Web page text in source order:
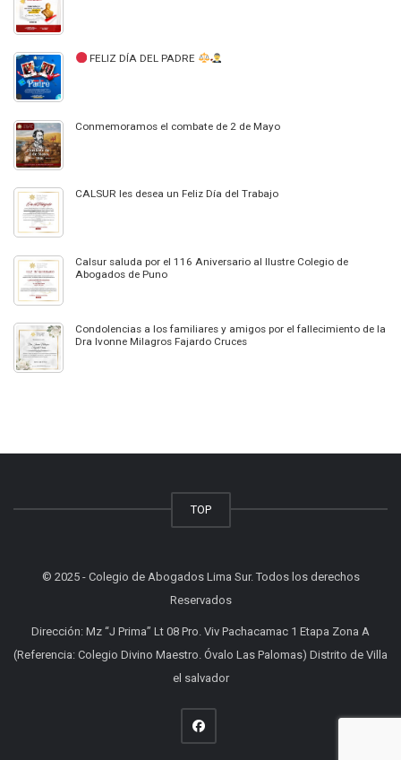
FELIZ DÍA DEL PADRE
Conmemoramos el combate de 2 de Mayo
CALSUR les desea un Feliz Día del Trabajo
Calsur saluda por el 116 Aniversario al Ilustre Colegio de
Abogados de Puno
Condolencias a los familiares y amigos por el fallecimiento de la
Dra Ivonne Milagros Fajardo Cruces
TOP
© 2025 - Colegio de Abogados Lima Sur. Todos los derechos
Reservados
Dirección: Mz “J Prima” Lt 08 Pro. Viv Pachacamac 1 Etapa Zona A
(Referencia: Colegio Divino Maestro. Óvalo Las Palomas) Distrito de Villa
el salvador